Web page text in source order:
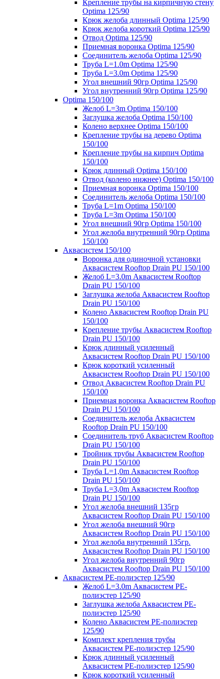
Крепление трубы на кирпичную стену
Optima 125/90
Крюк желоба длинный Optima 125/90
Крюк желоба короткий Optima 125/90
Отвод Optima 125/90
Приемная воронка Optima 125/90
Соединитель желоба Optima 125/90
Труба L=1.0m Optima 125/90
Труба L=3.0m Optima 125/90
Угол внешний 90гр Optima 125/90
Угол внутренний 90гр Optima 125/90
Optima 150/100
Желоб L=3m Optima 150/100
Заглушка желоба Optima 150/100
Колено верхнее Optima 150/100
Крепление трубы на дерево Optima
150/100
Крепление трубы на кирпич Optima
150/100
Крюк длинный Optima 150/100
Отвод (колено нижнее) Optima 150/100
Приемная воронка Optima 150/100
Соединитель желоба Optima 150/100
Труба L=1m Optima 150/100
Труба L=3m Optima 150/100
Угол внешний 90гр Optima 150/100
Угол желоба внутренний 90гр Optima
150/100
Аквасистем 150/100
Воронка для одиночной установки
Аквасистем Rooftop Drain PU 150/100
Желоб L=3.0m Аквасистем Rooftop
Drain PU 150/100
Заглушка желоба Аквасистем Rooftop
Drain PU 150/100
Колено Аквасистем Rooftop Drain PU
150/100
Крепление трубы Аквасистем Rooftop
Drain PU 150/100
Крюк длинный усиленный
Аквасистем Rooftop Drain PU 150/100
Крюк короткий усиленный
Аквасистем Rooftop Drain PU 150/100
Отвод Аквасистем Rooftop Drain PU
150/100
Приемная воронка Аквасистем Rooftop
Drain PU 150/100
Соединитель желоба Аквасистем
Rooftop Drain PU 150/100
Соединитель труб Аквасистем Rooftop
Drain PU 150/100
Тройник трубы Аквасистем Rooftop
Drain PU 150/100
Труба L=1,0m Аквасистем Rooftop
Drain PU 150/100
Труба L=3,0m Аквасистем Rooftop
Drain PU 150/100
Угол желоба внешний 135гр
Аквасистем Rooftop Drain PU 150/100
Угол желоба внешний 90гр
Аквасистем Rooftop Drain PU 150/100
Угол желоба внутренний 135гр.
Аквасистем Rooftop Drain PU 150/100
Угол желоба внутренний 90гр
Аквасистем Rooftop Drain PU 150/100
Аквасистем PE-полиэстер 125/90
Желоб L=3.0m Аквасистем PE-
полиэстер 125/90
Заглушка желоба Аквасистем PE-
полиэстер 125/90
Колено Аквасистем PE-полиэстер
125/90
Комплект крепления трубы
Аквасистем PE-полиэстер 125/90
Крюк длинный усиленный
Аквасистем PE-полиэстер 125/90
Крюк короткий усиленный